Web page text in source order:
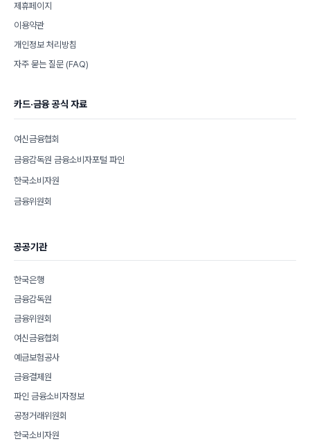
제휴페이지
이용약관
개인정보 처리방침
자주 묻는 질문 (FAQ)
카드·금융 공식 자료
여신금융협회
금융감독원 금융소비자포털 파인
한국소비자원
금융위원회
공공기관
한국은행
금융감독원
금융위원회
여신금융협회
예금보험공사
금융결제원
파인 금융소비자정보
공정거래위원회
한국소비자원